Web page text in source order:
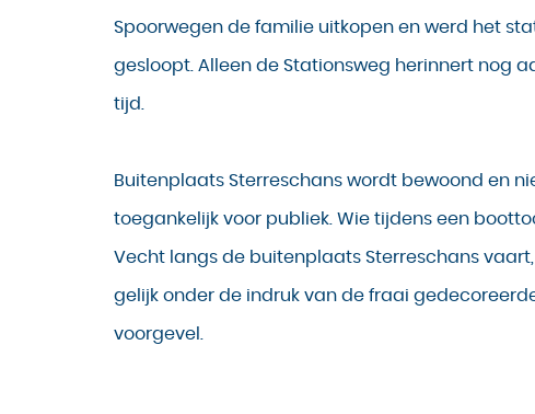
Spoorwegen de familie uitkopen en werd het
gesloopt. Alleen de Stationsweg herinnert nog
tijd.
Buitenplaats Sterreschans wordt bewoond en
toegankelijk voor publiek. Wie tijdens een
Vecht langs de buitenplaats Sterreschans
gelijk onder de indruk van de fraai
voorgevel.